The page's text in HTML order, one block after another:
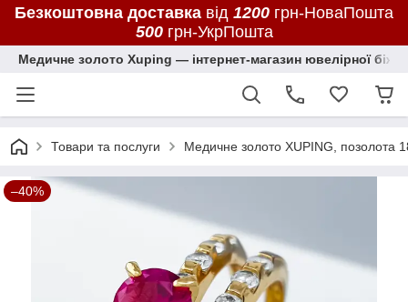
Безкоштовна доставка від 1200 грн-НоваПошта
500грн-УкрПошта
Медичне золото Xuping — інтернет-магазин ювелірної
Товари та послуги Медичне золото XUPING, позолота
–40%